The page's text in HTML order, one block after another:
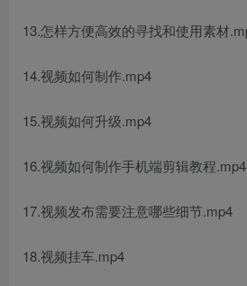
13.怎样方便高效的寻找和使用素材
14.视频如何制作.mp4
15.视频如何升级.mp4
16.视频如何制作手机端剪辑教程.mp4
17.视频发布需要注意哪些细节.mp4
18.视频挂车.mp4